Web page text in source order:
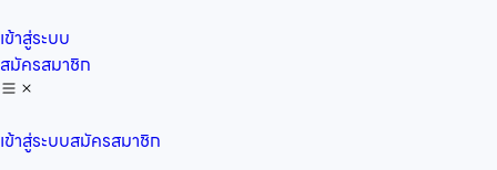
เข้าสู่ระบบ
สมัครสมาชิก
เข้าสู่ระบบสมัครสมาชิก